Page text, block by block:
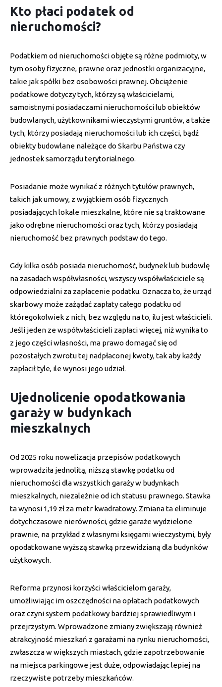
Kto płaci podatek od
nieruchomości?
Podatkiem od nieruchomości objęte są różne podmioty, w
tym osoby fizyczne, prawne oraz jednostki organizacyjne,
takie jak spółki bez osobowości prawnej. Obciążenie
podatkowe dotyczy tych, którzy są właścicielami,
samoistnymi posiadaczami nieruchomości lub obiektów
budowlanych, użytkownikami wieczystymi gruntów, a także
tych, którzy posiadają nieruchomości lub ich części, bądź
obiekty budowlane należące do Skarbu Państwa czy
jednostek samorządu terytorialnego.
Posiadanie może wynikać z różnych tytułów prawnych,
takich jak umowy, z wyjątkiem osób fizycznych
posiadających lokale mieszkalne, które nie są traktowane
jako odrębne nieruchomości oraz tych, którzy posiadają
nieruchomość bez prawnych podstaw do tego.
Gdy kilka osób posiada nieruchomość, budynek lub budowlę
na zasadach współwłasności, wszyscy współwłaściciele są
odpowiedzialni za zapłacenie podatku. Oznacza to, że urząd
skarbowy może zażądać zapłaty całego podatku od
któregokolwiek z nich, bez względu na to, ilu jest właścicieli.
Jeśli jeden ze współwłaścicieli zapłaci więcej, niż wynika to
z jego części własności, ma prawo domagać się od
pozostałych zwrotu tej nadpłaconej kwoty, tak aby każdy
zapłacił tyle, ile wynosi jego udział.
Ujednolicenie opodatkowania
garaży w budynkach
mieszkalnych
Od 2025 roku nowelizacja przepisów podatkowych
wprowadziła jednolitą, niższą stawkę podatku od
nieruchomości dla wszystkich garaży w budynkach
mieszkalnych, niezależnie od ich statusu prawnego. Stawka
ta wynosi 1,19 zł za metr kwadratowy. Zmiana ta eliminuje
dotychczasowe nierówności, gdzie garaże wydzielone
prawnie, na przykład z własnymi księgami wieczystymi, były
opodatkowane wyższą stawką przewidzianą dla budynków
użytkowych.
Reforma przynosi korzyści właścicielom garaży,
umożliwiając im oszczędności na opłatach podatkowych
oraz czyni system podatkowy bardziej sprawiedliwym i
przejrzystym. Wprowadzone zmiany zwiększają również
atrakcyjność mieszkań z garażami na rynku nieruchomości,
zwłaszcza w większych miastach, gdzie zapotrzebowanie
na miejsca parkingowe jest duże, odpowiadając lepiej na
rzeczywiste potrzeby mieszkańców.